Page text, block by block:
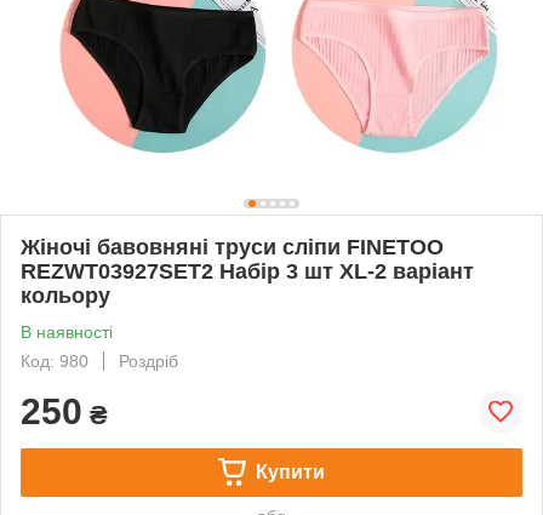
Жіночі бавовняні труси сліпи FINETOO
REZWT03927SET2 Набір 3 шт XL-2 варіант
кольору
В наявності
Код: 980
Роздріб
250 ₴
Купити